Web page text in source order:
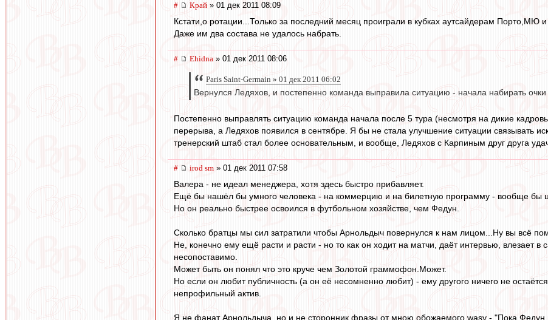
# Край » 01 дек 2011 08:09
Кстати,о ротации...Только за последний месяц проиграли в кубках аутсайдерам Порто,МЮ и
Даже им два состава не удалось набрать.
# Ehidna » 01 дек 2011 08:06
Paris Saint-Germain » 01 дек 2011 06:02
Вернулся Ледяхов, и постепенно команда выправила ситуацию - начала набирать
Постепенно выправлять ситуацию команда начала после 5 тура (несмотря на дикие
перерыва, а Ледяхов появился в сентябре. Я бы не стала улучшение ситуации связывать
тренерский штаб стал более основательным, и вообще, Ледяхов с Карпиным друг друга
# irod sm » 01 дек 2011 07:58
Валера - не идеал менеджера, хотя здесь быстро прибавляет.
Ещё бы нашёл бы умного человека - на коммерцию и на билетную программу - вообще бы
Но он реально быстрее освоился в футбольном хозяйстве, чем Федун.
Сколько братцы мы сил затратили чтобы Арнольдыч повернулся к нам лицом...Ну вы всё
Не, конечно ему ещё расти и расти - но то как он ходит на матчи, даёт интервью, влезает в
несопоставимо.
Может быть он понял что это круче чем Золотой граммофон.Может.
Но если он любит публичность (а он её несомненно любит) - ему другого ничего не
непрофильный актив.
Я не фанат Арнольдыча, но и не сторонник фразы от мною обожаемого wasy - "Пока Федун